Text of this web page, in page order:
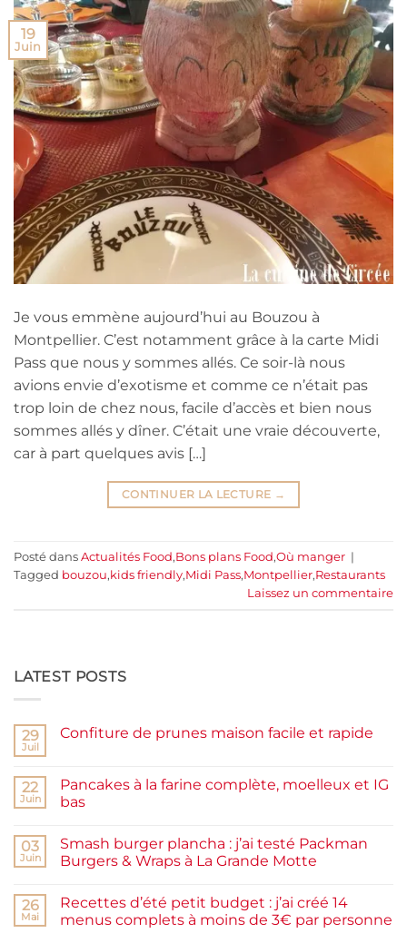
19
Juin
Je vous emmène aujourd’hui au Bouzou à
Montpellier. C’est notamment grâce à la carte Midi
Pass que nous y sommes allés. Ce soir-là nous
avions envie d’exotisme et comme ce n’était pas
trop loin de chez nous, facile d’accès et bien nous
sommes allés y dîner. C’était une vraie découverte,
car à part quelques avis […]
CONTINUER LA LECTURE →
Posté dans Actualités Food,Bons plans Food,Où manger |
Tagged bouzou,kids friendly,Midi Pass,Montpellier,Restaurants
Laissez un commentaire
LATEST POSTS
29
Juil
Confiture de prunes maison facile et rapide
Confiture
de
prunes
et
rapide
22
Juin
Pancakes à la farine complète, moelleux et IG
bas
sur
Pancakes
à
complète,
moelleux
et
03
Juin
Smash burger plancha : j’ai testé Packman
Burgers & Wraps à La Grande Motte
sur
Smash
burger
26
Mai
Recettes d’été petit budget : j’ai créé 14
menus complets à moins de 3€ par personne